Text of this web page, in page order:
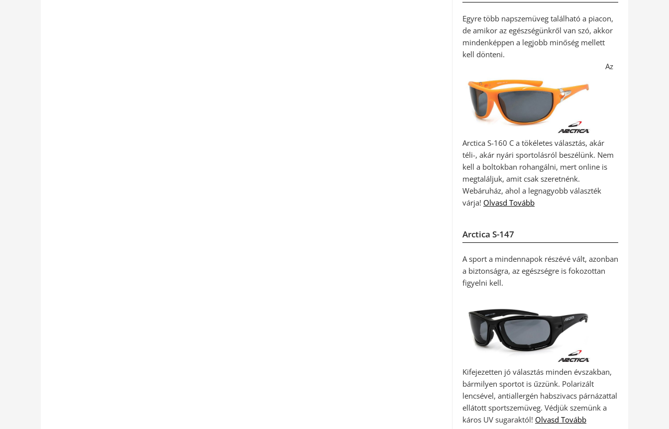
Egyre több napszemüveg található a piacon,
de amikor az egészségünkről van szó, akkor
mindenképpen a legjobb minőség mellett
kell dönteni.
Az
Arctica S-160 C a tökéletes választás, akár
téli-, akár nyári sportolásról beszélünk. Nem
kell a boltokban rohangálni, mert online is
megtaláljuk, amit csak szeretnénk.
Webáruház, ahol a legnagyobb választék
várja! Olvasd Tovább
Arctica S-147
A sport a mindennapok részévé vált, azonban
a biztonságra, az egészségre is fokozottan
figyelni kell.
Kifejezetten jó választás minden évszakban,
bármilyen sportot is űzzünk. Polarizált
lencsével, antiallergén habszivacs párnázattal
ellátott sportszemüveg. Védjük szemünk a
káros UV sugaraktól! Olvasd Tovább